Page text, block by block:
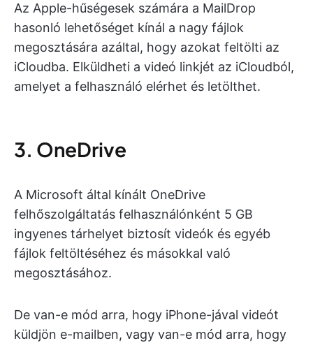
Az Apple-hűségesek számára a MailDrop
hasonló lehetőséget kínál a nagy fájlok
megosztására azáltal, hogy azokat feltölti az
iCloudba. Elküldheti a videó linkjét az iCloudból,
amelyet a felhasználó elérhet és letölthet.
3. OneDrive
A Microsoft által kínált OneDrive
felhőszolgáltatás felhasználónként 5 GB
ingyenes tárhelyet biztosít videók és egyéb
fájlok feltöltéséhez és másokkal való
megosztásához.
De van-e mód arra, hogy iPhone-jával videót
küldjön e-mailben, vagy van-e mód arra, hogy